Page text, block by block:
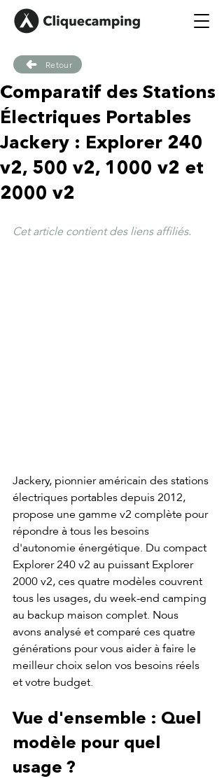
Retour
Comparatif des Stations
Électriques Portables
Jackery : Explorer 240
v2, 500 v2, 1000 v2 et
2000 v2
Cet article contient des liens affiliés.
Jackery, pionnier américain des stations
électriques portables depuis 2012,
propose une gamme v2 complète pour
répondre à tous les besoins
d'autonomie énergétique. Du compact
Explorer 240 v2 au puissant Explorer
2000 v2, ces quatre modèles couvrent
tous les usages, du week-end camping
au backup maison complet. Nous
avons analysé et comparé ces quatre
générations pour vous aider à faire le
meilleur choix selon vos besoins réels
et votre budget.
Vue d'ensemble : Quel
modèle pour quel
usage ?